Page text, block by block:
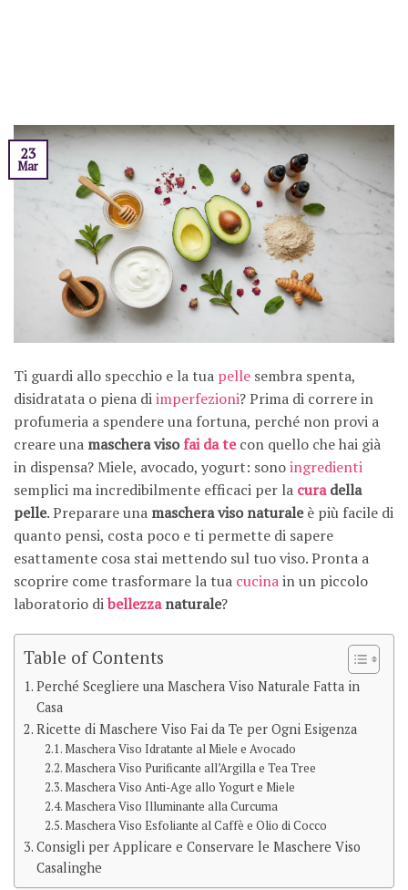
23
Mar
Ti guardi allo specchio e la tua pelle sembra spenta,
disidratata o piena diimperfezioni? Prima di correre in
profumeria a spendere una fortuna, perché non provi a
creare una maschera visofai da tecon quello che hai già
in dispensa? Miele, avocado, yogurt: sonoingredienti
semplici ma incredibilmente efficaci per la curadella
pelle. Preparare una maschera viso naturaleè più facile di
quanto pensi, costa poco e ti permette di sapere
esattamente cosa stai mettendo sul tuo viso. Pronta a
scoprire come trasformare la tua cucinain un piccolo
laboratorio dibellezzanaturale?
Table of Contents
Perché Scegliere una Maschera Viso Naturale Fatta in
Casa
Ricette di Maschere Viso Fai da Te per Ogni Esigenza
Maschera Viso Idratante al Miele e Avocado
Maschera Viso Purificante all’Argilla e Tea Tree
Maschera Viso Anti-Age allo Yogurt e Miele
Maschera Viso Illuminante alla Curcuma
Maschera Viso Esfoliante al Caffè e Olio di Cocco
Consigli per Applicare e Conservare le Maschere Viso
Casalinghe